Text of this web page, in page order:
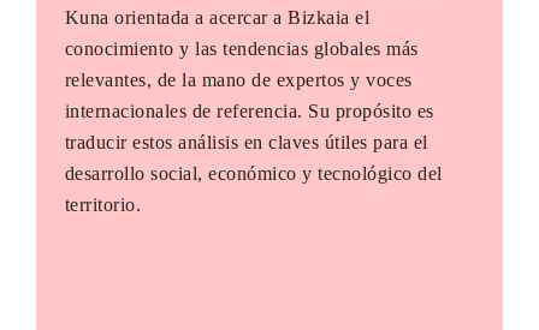
Kuna orientada a acercar a Bizkaia el
conocimiento y las tendencias globales más
relevantes, de la mano de expertos y voces
internacionales de referencia. Su propósito es
traducir estos análisis en claves útiles para el
desarrollo social, económico y tecnológico del
territorio.